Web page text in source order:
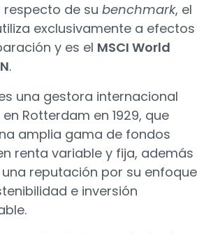
respecto de su benchmark, el
exclusivamente a efectos
y es el MSCI World
.
una gestora internacional
Rotterdam en 1929, que
amplia gama de fondos
renta variable y fija, además
reputación por su enfoque
e inversión